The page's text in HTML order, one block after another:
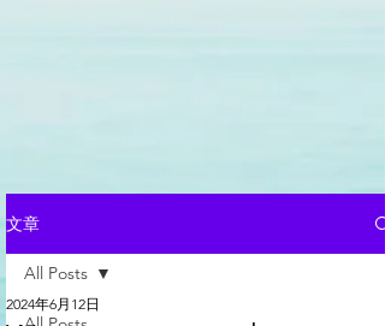
文章
All Posts
2024年6月12日